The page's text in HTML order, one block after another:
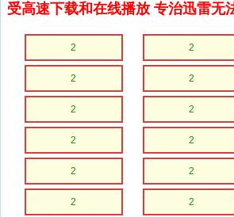
受高速下载和在线播放 专治迅雷无
2 2
2 2
2 2
2 2
2 2
2 2